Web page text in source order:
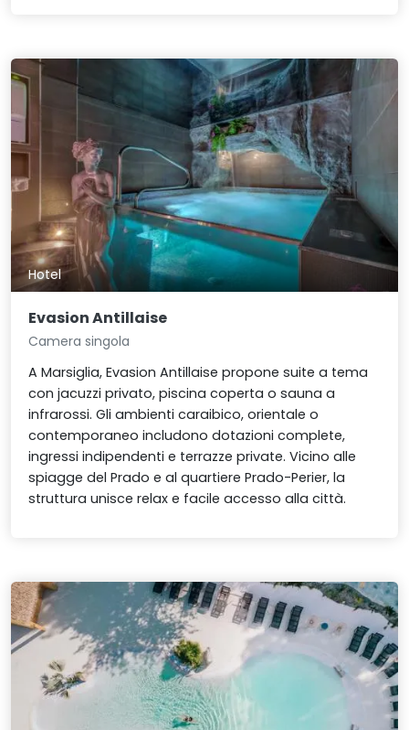
Hotel
Evasion Antillaise
Camera singola
A Marsiglia, Evasion Antillaise propone suite a tema
con jacuzzi privato, piscina coperta o sauna a
infrarossi. Gli ambienti caraibico, orientale o
contemporaneo includono dotazioni complete,
ingressi indipendenti e terrazze private. Vicino alle
spiagge del Prado e al quartiere Prado-Perier, la
struttura unisce relax e facile accesso alla città.